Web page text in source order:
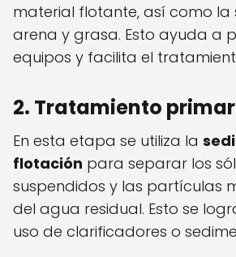
material flotante, así como la
arena y grasa. Esto ayuda a
equipos y facilita el
2. Tratamiento
En esta etapa se utiliza la
flotación para separar los
suspendidos y las partículas
del agua residual. Esto se
uso de clarificadores o